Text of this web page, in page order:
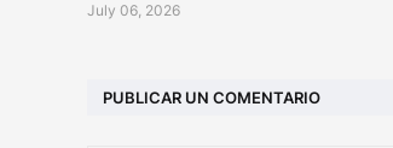
July 06, 2026
PUBLICAR UN COMENTARIO